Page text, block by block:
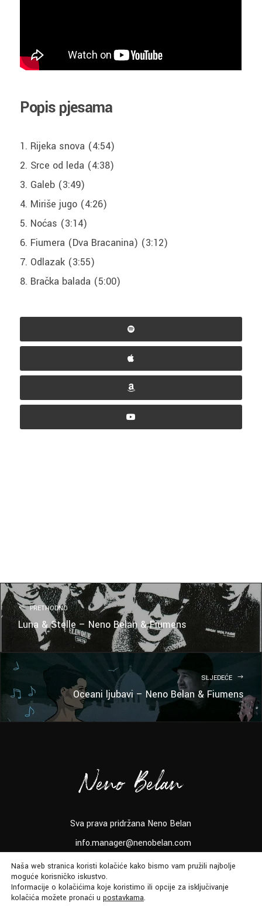
Popis pjesama
Rijeka snova (4:54)
Srce od leda (4:38)
Galeb (3:49)
Miriše jugo (4:26)
Noćas (3:14)
Fiumera (Dva Bracanina) (3:12)
Odlazak (3:55)
Bračka balada (5:00)
PRETHODNO
Luna & Stelle – Neno Belan & Fiumens
SLJEDEĆE
Oceani ljubavi – Neno Belan & Fiumens
Sva prava pridržana Neno Belan
info.manager@nenobelan.com
Naša web stranica koristi kolačiće kako bismo vam pružili najbolje
moguće korisničko iskustvo.
Informacije o kolačićima koje koristimo ili opcije za isključivanje
kolačića možete pronaći u postavkama.